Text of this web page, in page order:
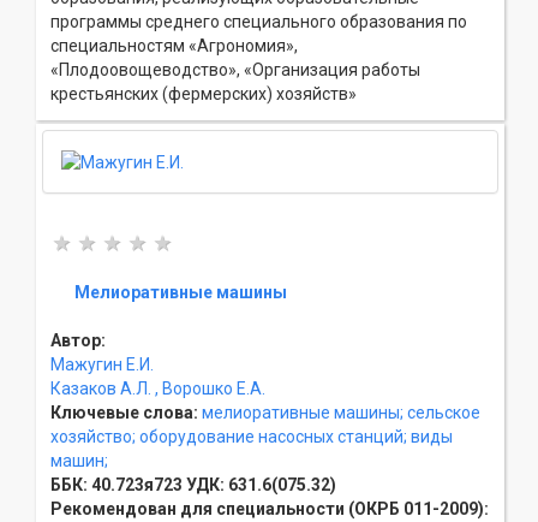
программы среднего специального образования по
специальностям «Агрономия»,
«Плодоовощеводство», «Организация работы
крестьянских (фермерских) хозяйств»
Мелиоративные машины
Автор:
Мажугин Е.И.
Казаков А.Л. , Ворошко Е.А.
Ключевые слова: мелиоративные машины; сельское
хозяйство; оборудование насосных станций; виды
машин;
ББК: 40.723я723 УДК: 631.6(075.32)
Рекомендован для специальности (ОКРБ 011-2009):